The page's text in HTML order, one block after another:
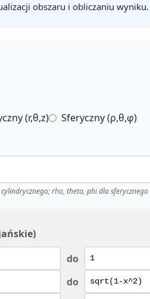
obszaru i obliczaniu wyniku.
(r,θ,z)
Sferyczny (ρ,θ,φ)
rho, theta, phi dla sferycznego
do
do